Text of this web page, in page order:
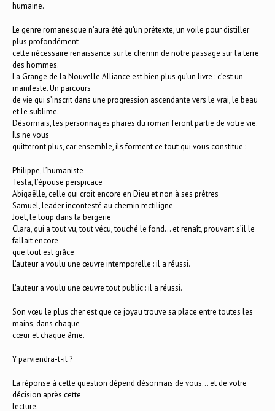
humaine.
Le genre romanesque n’aura été qu’un prétexte, un voile pour distiller
plus profondément
cette nécessaire renaissance sur le chemin de notre passage sur la terre
des hommes.
La Grange de la Nouvelle Alliance est bien plus qu’un livre : c’est un
manifeste. Un parcours
de vie qui s’inscrit dans une progression ascendante vers le vrai, le beau
et le sublime.
Désormais, les personnages phares du roman feront partie de votre vie.
Ils ne vous
quitteront plus, car ensemble, ils forment ce tout qui vous constitue :
Philippe, l’humaniste
Tesla, l’épouse perspicace
Abigaëlle, celle qui croit encore en Dieu et non à ses prêtres
Samuel, leader incontesté au chemin rectiligne
Joël, le loup dans la bergerie
Clara, qui a tout vu, tout vécu, touché le fond… et renaît, prouvant s’il le
fallait encore
que tout est grâce
L’auteur a voulu une œuvre intemporelle : il a réussi.
L’auteur a voulu une œuvre tout public : il a réussi.
Son vœu le plus cher est que ce joyau trouve sa place entre toutes les
mains, dans chaque
cœur et chaque âme.
Y parviendra-t-il ?
La réponse à cette question dépend désormais de vous… et de votre
décision après cette
lecture.